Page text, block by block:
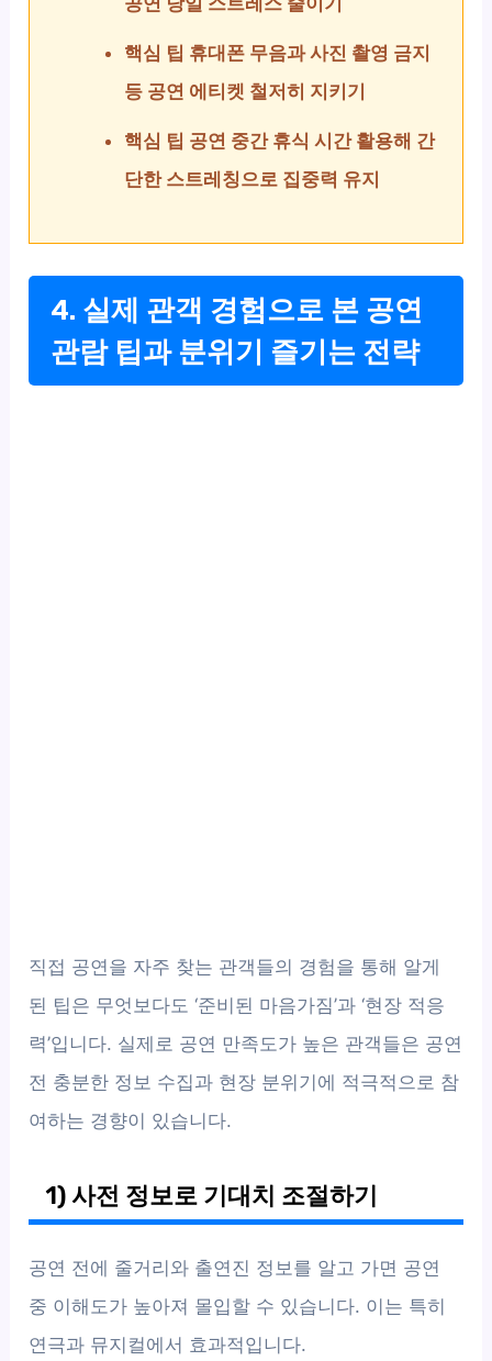
핵심 팁 휴대폰 무음과 사진 촬영 금지
등 공연 에티켓 철저히 지키기
핵심 팁 공연 중간 휴식 시간 활용해 간
단한 스트레칭으로 집중력 유지
4. 실제 관객 경험으로 본 공연
관람 팁과 분위기 즐기는 전략
직접 공연을 자주 찾는 관객들의 경험을 통해 알게
된 팁은 무엇보다도 ‘준비된 마음가짐’과 ‘현장 적응
력’입니다. 실제로 공연 만족도가 높은 관객들은 공연
전 충분한 정보 수집과 현장 분위기에 적극적으로 참
여하는 경향이 있습니다.
1) 사전 정보로 기대치 조절하기
공연 전에 줄거리와 출연진 정보를 알고 가면 공연
중 이해도가 높아져 몰입할 수 있습니다. 이는 특히
연극과 뮤지컬에서 효과적입니다.